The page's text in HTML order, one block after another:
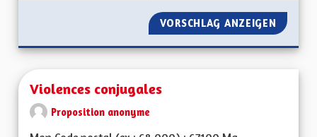
VORSCHLAG ANZEIGEN
Violences conjugales
Proposition anonyme